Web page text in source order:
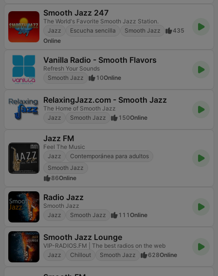
Smooth Jazz 247
The World's Favorite Smooth Jazz Station.
Jazz
Escucha sencilla Smooth Jazz
435
Online
Vanilla Radio - Smooth Flavors
Refresh Your Sounds
Smooth Jazz
10Online
RelaxingJazz.com - Smooth Jazz
The Home of Smooth Jazz
Jazz
Smooth Jazz 150Online
Jazz FM
Feel The Music
Jazz
Contemporánea para adultos
Smooth Jazz
86Online
Radio Jazz
Smooth Jazz
Jazz
Smooth Jazz 111 Online
Smooth Jazz Lounge
VIP-RADIOS.FM | The best radios on the web
Jazz
Chillout Smooth Jazz 628Online